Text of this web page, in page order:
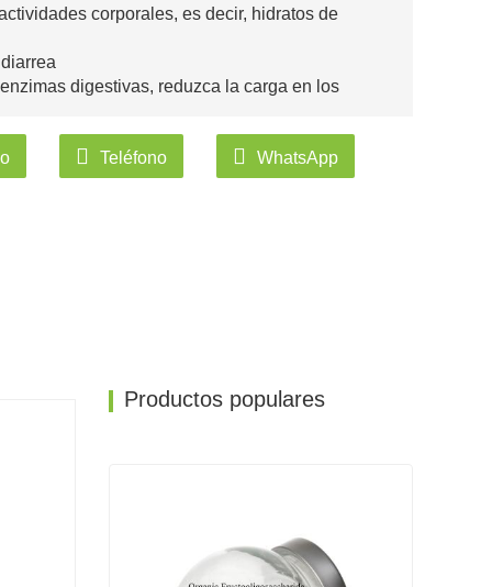
corporales, es decir, hidratos de
digestivas, reduzca la carga en los
es el ingrediente principal y la fuente de
y leches en polvo de alta energía,
Teléfono WhatsApp
Productos populares